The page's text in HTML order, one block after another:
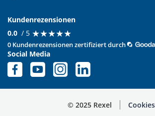
Kundenrezensionen
0.0 / 5 ★★★★★
★★★★★
0 Kundenrezensionen zertifiziert durch
Social Media
© 2025 Rexel Cookies